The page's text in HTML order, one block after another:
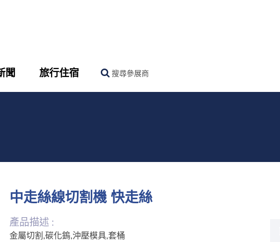
聞 旅行住宿 搜尋參展商
中走絲線切割機 快走絲
產品描述 :
金屬切割,碳化鎢,沖壓模具,套桶